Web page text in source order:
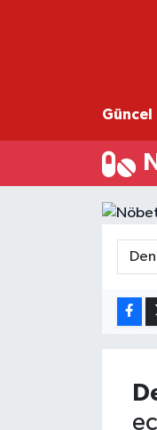
Güncel
SAMSUN
SAMSUNSPOR
EKONOMİ